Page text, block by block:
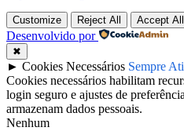
Customize Reject All Accept All
Desenvolvido por
✖
► Cookies Necessários Sempre
Cookies necessários habilitam
login seguro e ajustes de
armazenam dados pessoais.
Nenhum